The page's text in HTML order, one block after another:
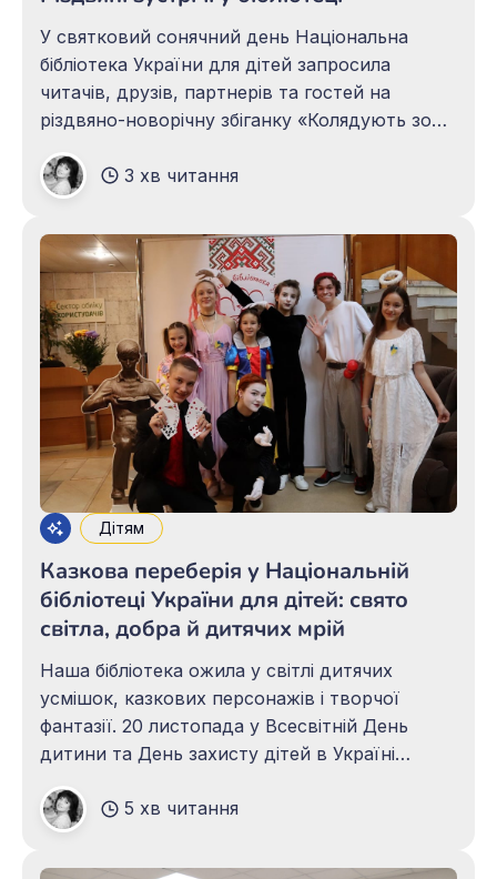
У святковий сонячний день Національна
бібліотека України для дітей запросила
читачів, друзів, партнерів та гостей на
різдвяно-новорічну збіганку «Колядують зорі
одержав передбачення на 2026 рік. Різдво
Христове – це час, коли навіть у найтемніші
дні запалюється світло. Світло любові,
єдності та миру. Тож і
3 хв читання
Дітям
Казкова переберія у Національній
бібліотеці України для дітей: свято
світла, добра й дитячих мрій
Наша бібліотека ожила у світлі дитячих
усмішок, казкових персонажів і творчої
фантазії. 20 листопада у Всесвітній День
дитини та День захисту дітей в Україні
запросила своїх читачів, партнерів і гостей
на яскраве, тепле та щире свято – Казкову
переберію. Книгозбірня повнилася казковими
5 хв читання